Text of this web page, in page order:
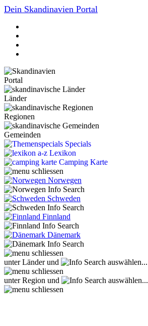
Dein Skandinavien Portal
Portal
Länder
Regionen
Gemeinden
Specials
Lexikon
Camping Karte
Norwegen
Schweden
Finnland
Dänemark
unter Länder und auswählen...
unter Region und auswählen...